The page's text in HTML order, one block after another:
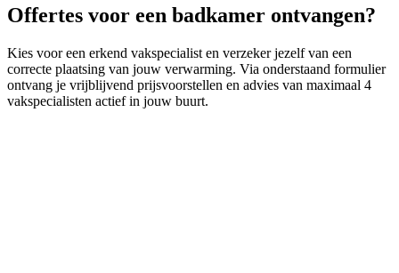
Offertes voor een badkamer ontvangen?
Kies voor een erkend vakspecialist en verzeker jezelf van een
correcte plaatsing van jouw verwarming. Via onderstaand formulier
ontvang je vrijblijvend prijsvoorstellen en advies van maximaal 4
vakspecialisten actief in jouw buurt.